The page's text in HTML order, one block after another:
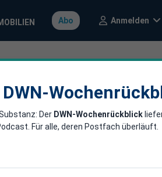
Abo Anmelden
noch
DWN-
Der DWN-Wochenrückblick
Für alle, deren Postfach überläuft.